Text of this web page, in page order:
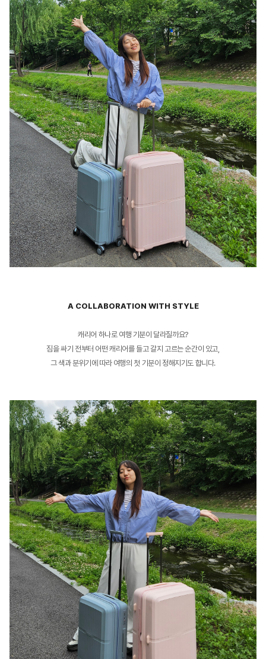
A COLLABORATION WITH STYLE
캐리어 하나로 여행 기분이 달라질까요?
짐을 싸기 전부터 어떤 캐리어를 들고 갈지 고르는 순간이 있고,
그 색과 분위기에 따라 여행의 첫 기분이 정해지기도 합니다.